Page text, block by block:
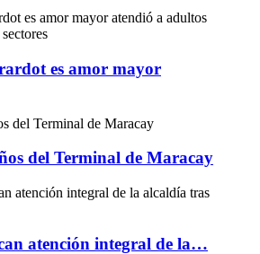
es amor mayor
del Terminal de Maracay
atención integral de la…